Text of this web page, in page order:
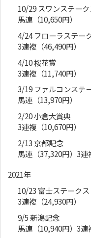
10/29 スワンステー
馬連（10,650円）
4/24 フローラステー
3連複（46,490円）
4/10 桜花賞
3連複（11,740円）
3/19 ファルコンステ
馬連（13,970円）
2/20 小倉大賞典
3連複（10,670円）
2/13 京都記念
馬連（37,320円）3連
2021年
10/23 富士ステークス
3連複（24,930円）
9/5 新潟記念
馬連（10,940円）3連